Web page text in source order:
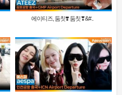
에이티즈, 둠칫❣️ 둠칫❣&#..